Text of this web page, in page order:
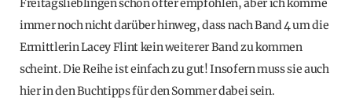
Freitagslieblingen schon öfter empfohlen, aber ich komme
immer noch nicht darüber hinweg, dass nach Band 4 um die
Ermittlerin Lacey Flint kein weiterer Band zu kommen
scheint. Die Reihe ist einfach zu gut! Insofern muss sie auch
hier in den Buchtipps für den Sommer dabei sein.